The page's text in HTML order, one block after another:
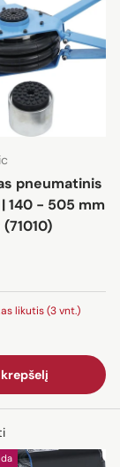
pneumatinis
140 - 505 mm
likutis (3 vnt.)
krepšelį